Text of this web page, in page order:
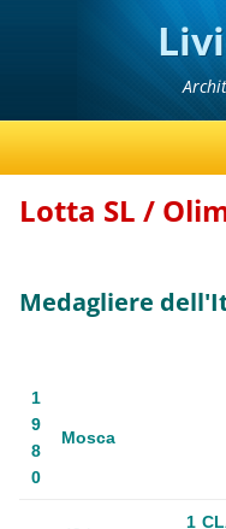
Lotta SL /
Medagliere
1
9
8
0
Mosca
1